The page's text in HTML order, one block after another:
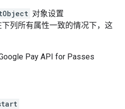
对象设置
下列所有属性一致的情况下，这
Pay API for Passes